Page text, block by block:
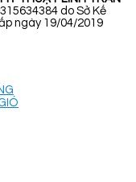
do Sở Kế
ngày 19/04/2019